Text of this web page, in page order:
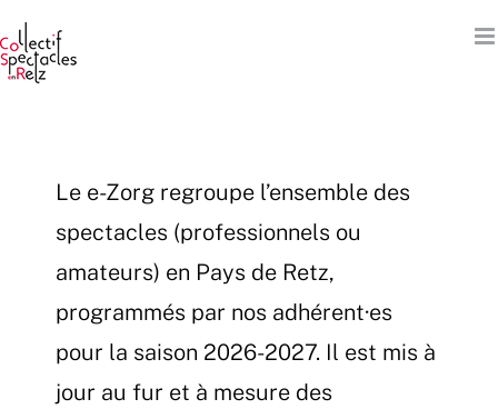
au
contenu
Le e-Zorg regroupe l’ensemble des
spectacles (professionnels ou
amateurs) en Pays de Retz,
programmés par nos adhérent·es
pour la saison 2026-2027. Il est mis à
jour au fur et à mesure des